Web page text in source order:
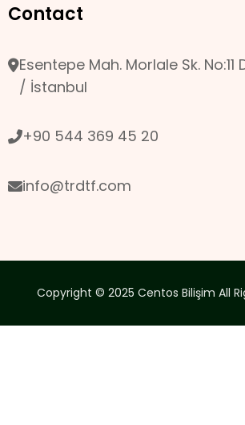
Contact
Esentepe Mah. Morlale Sk. No:11
/ İstanbul
+90 544 369 45 20
info@trdtf.com
Copyright © 2025 Centos Bilişim All